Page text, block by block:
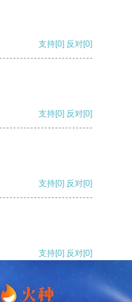
支持[0] 反对[0]
支持[0] 反对[0]
支持[0] 反对[0]
支持[0] 反对[0]